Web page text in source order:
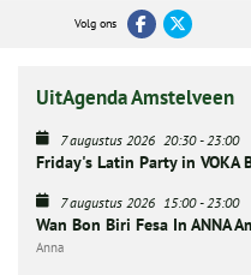
Volg ons
UitAgenda Amstelveen
7 augustus 2026 20:30-23:00
Friday's Latin Party in VOKA
7 augustus 2026 15:00-23:00
Wan Bon Biri Fesa In ANNA
Anna